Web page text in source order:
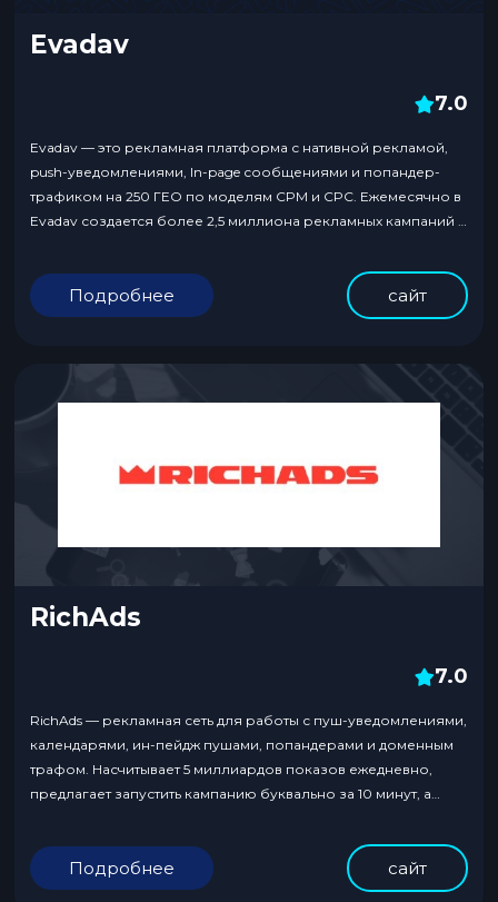
Evadav
7.0
Evadav — это рекламная платформа с нативной рекламой,
push-уведомлениями, In-page сообщениями и попандер-
трафиком на 250 ГЕО по моделям CPM и CPC. Ежемесячно в
Evadav создается более 2,5 миллиона рекламных кампаний и
Подробнее сайт
RichAds
7.0
RichAds — рекламная сеть для работы с пуш-уведомлениями,
календарями, ин-пейдж пушами, попандерами и доменным
трафом. Насчитывает 5 миллиардов показов ежедневно,
предлагает запустить кампанию буквально за 10 минут, а
подходы, автоправила и другие опции, упрощающие жизнь
арбитражника.
Подробнее сайт